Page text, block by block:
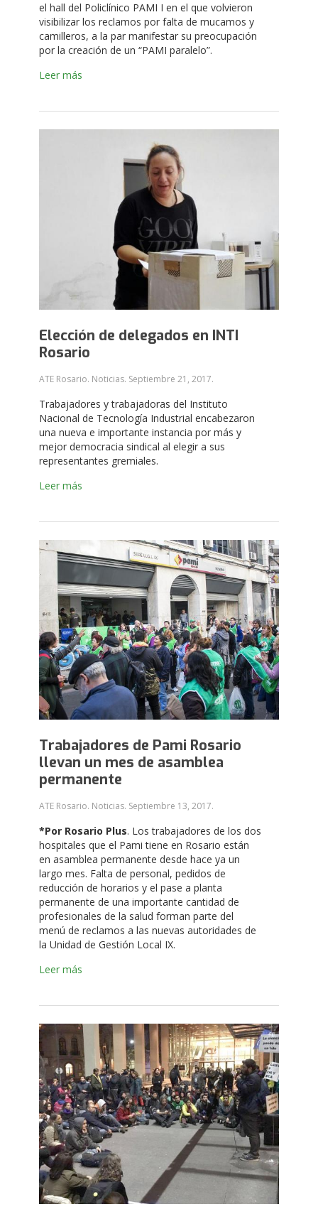
el hall del Policlínico PAMI I en el que volvieron
visibilizar los reclamos por falta de mucamos y
camilleros, a la par manifestar su preocupación
por la creación de un “PAMI paralelo”.
Leer más
Elección de delegados en INTI
Rosario
ATE Rosario. Noticias. Septiembre 21, 2017.
Trabajadores y trabajadoras del Instituto
Nacional de Tecnología Industrial encabezaron
una nueva e importante instancia por más y
mejor democracia sindical al elegir a sus
representantes gremiales.
Leer más
Trabajadores de Pami Rosario
llevan un mes de asamblea
permanente
ATE Rosario. Noticias. Septiembre 13, 2017.
*Por Rosario Plus. Los trabajadores de los dos
hospitales que el Pami tiene en Rosario están
en asamblea permanente desde hace ya un
largo mes. Falta de personal, pedidos de
reducción de horarios y el pase a planta
permanente de una importante cantidad de
profesionales de la salud forman parte del
menú de reclamos a las nuevas autoridades de
la Unidad de Gestión Local IX.
Leer más